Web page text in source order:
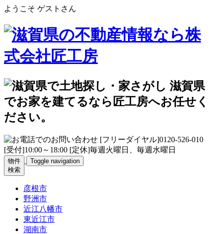
ようこそ ゲストさん
物件
検索
Toggle navigation
彦根市
野洲市
近江八幡市
東近江市
湖南市